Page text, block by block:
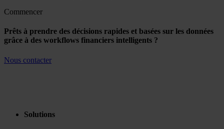
Commencer
Prêts à prendre des décisions rapides et basées sur les données
grâce à des workflows financiers intelligents ?
Nous contacter
Solutions